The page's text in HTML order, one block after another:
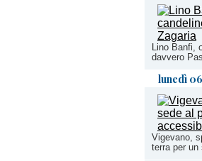
Lino Banfi,
davvero
lunedì
Vigevano,
terra per